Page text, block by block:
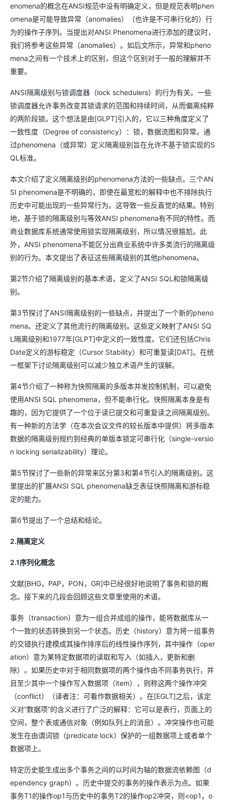
enomena的概念在ANSI规范中没有明确定义，但是规范表明phen
omena是可能导致异常（anomalies）（也许是不可串行化的）行
为的操作子序列。当提出对ANSI Phenomena进行添加的建议时，
我们将参考这些异常（anomalies）。如后文所示，异常和pheno
mena之间有一个技术上的区别，但这个区别对于一般的理解并不
重要。
ANSI隔离级别与锁调度器（lock schedulers）的行为有关。一些
锁调度器允许事务改变其锁请求的范围和持续时间，从而偏离纯粹
的两阶段锁。这个想法是由[GLPT]引入的，它以三种角度定义了
一致性度（Degree of consistency）：锁，数据流图和异常。通
过phenomena（或异常）定义隔离级别旨在允许不基于锁实现的S
QL标准。
本文介绍了定义隔离级别的phenomena方法的一些缺点。三个AN
SI phenomena是不明确的，即使在最宽松的解释中也不排除执行
历史中可能出现的一些异常行为。这导致一些反直觉的结果。特别
地，基于锁的隔离级别与等效ANSI phenomena有不同的特性。而
商业数据库系统通常使用锁实现隔离级别，所以情况很尴尬。此
外，ANSI phenomena不能区分出商业系统中许多类流行的隔离级
别的行为。本文提出了表征这些隔离级别的其他phenomena。
第2节介绍了隔离级别的基本术语，定义了ANSI SQL和锁隔离级
别。
第3节探讨了ANSI隔离级别的一些缺点，并提出了一个新的pheno
mena。还定义了其他流行的隔离级别。这些定义映射了ANSI SQ
L隔离级别和1977年[GLPT]中定义的一致性度。它们还包括Chris
Date定义的游标稳定（Cursor Stability）和可重复读[DAT]。在统
一框架下讨论隔离级别可以减少独立术语产生的误解。
第4节介绍了一种称为快照隔离的多版本并发控制机制，可以避免
使用ANSI SQL phenomena，但不能串行化。快照隔离本身是有
趣的，因为它提供了一个位于读已提交和可重复读之间隔离级别。
有一种新的方法学（在本次会议文件的较长版本中提供）将多版本
数据的隔离级别规约到经典的单版本锁定可串行化（single-versio
n locking serializability）理论。
第5节探讨了一些新的异常来区分第3和第4节引入的隔离级别。这
里提出的扩展ANSI SQL phenomena缺乏表征快照隔离和游标稳
定的能力。
第6节提出了一个总结和结论。
2.隔离定义
2.1序列化概念
文献[BHG，PAP，PON，GR]中已经很好地说明了事务和锁的概
念。接下来的几段会回顾这些文章里使用的术语。
事务（transaction）意为一组合并成组的操作，能将数据库从一
个一致的状态转换到另一个状态。历史（history）意为将一组事务
的交错执行建模成其操作排序后的线性操作序列，其中操作（oper
ation）意为某特定数据项的读取和写入（如插入，更新和删
除）。如果历史中对于相同数据项的两个操作由不同事务执行，并
且至少其中一个操作写入数据项（item），则称这两个操作冲突
（conflict）（译者注：可看作数据相关）。在[EGLT]之后，该定
义对“数据项”的含义进行了广泛的解释：它可以是表行，页面上的
空间，整个表或通信对象（例如队列上的消息）。冲突操作也可能
发生在由谓词锁（predicate lock）保护的一组数据项上或者单个
数据项上。
特定历史能生成出多个事务之间的以时间为轴的数据流依赖图（d
ependency graph）。历史中提交的事务的操作表示为点。如果
事务T1的操作op1与历史中的事务T2的操作op2冲突，则<op1，o